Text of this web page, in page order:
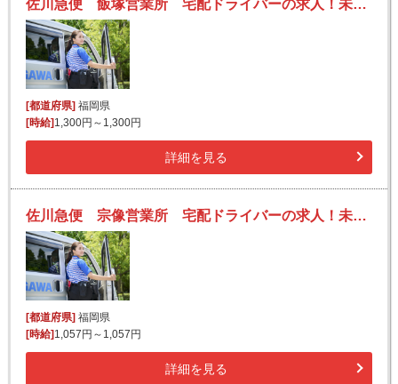
佐川急便 飯塚営業所 宅配ドライバーの求人！未経験歓迎！先輩たちがサポートします♪
[都道府県]福岡県
[時給]1,300円～1,300円
詳細を見る
佐川急便 宗像営業所 宅配ドライバーの求人！未経験歓迎！先輩たちがサポートします♪
[都道府県] 福岡県
[時給] 1,057円～1,057円
詳細を見る